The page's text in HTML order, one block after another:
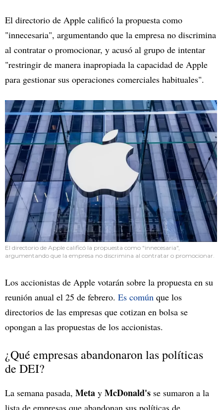
El directorio de Apple calificó la propuesta como
"innecesaria", argumentando que la empresa no discrimina
al contratar o promocionar, y acusó al grupo de intentar
"restringir de manera inapropiada la capacidad de Apple
para gestionar sus operaciones comerciales habituales".
El directorio de Apple calificó la propuesta como "innecesaria",
argumentando que la empresa no discrimina al contratar o promocionar.
Los accionistas de Apple votarán sobre la propuesta en su
reunión anual el 25 de febrero. Es común que los
directorios de las empresas que cotizan en bolsa se
opongan a las propuestas de los accionistas.
¿Qué empresas abandonaron las políticas
de DEI?
La semana pasada, Meta y McDonald's se sumaron a la
lista de empresas que abandonan sus políticas de